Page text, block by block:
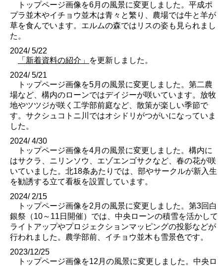
トップページ画像を6月の風景に変更しました。平成ポ
プラ並木やイチョウ並木は青々と繁り、農場では牛と羊が
草を食んでいます。エルムの森ではリスの姿も見られまし
た。
2024/ 5/22
「新着資料の紹介」
を更新しました。
2024/ 5/21
トップページ画像を5月の風景に変更しました。第二農
場など、構内のローンではデイジーが咲いています。放牧
地やツツジが咲く工学部前庭など、散策が楽しい季節で
す。サクシュコトニ川ではオシドリがつがいになっていま
した。
2024/ 4/30
トップページ画像を4月の風景に変更しました。構内に
はサクラ、ニリンソウ、エゾエンゴサクなど、春の花が咲
いていました。北18条あたりでは、部やサークルが新入生
を勧誘する立て看板を設置しています。
2024/ 2/15
トップページ画像を2月の風景に変更しました。第3回白
銀祭（10～11日開催）では、中央ローンの積雪を活かして
ライトアップやプロジェクションマッピングの投影などが
行われました。農学部前、イチョウ並木も雪景色です。
2023/12/25
トップページ画像を12月の風景に変更しました。中央ロ